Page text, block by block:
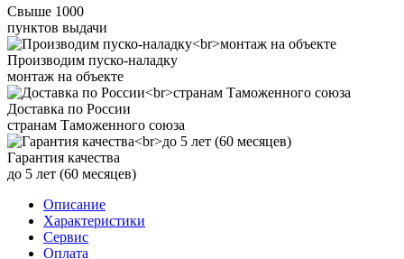
Свыше 1000
пунктов выдачи
Производим пуско-наладку
монтаж на объекте
Доставка по России
странам Таможенного союза
Гарантия качества
до 5 лет (60 месяцев)
Описание
Характеристики
Сервис
Оплата